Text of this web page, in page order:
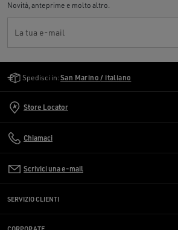
Novità, anteprime e molto altro.
La tua e-mail
Spedisci in: San Marino / italiano
Store Locator
Chiamaci
Scrivici una e-mail
SERVIZIO CLIENTI